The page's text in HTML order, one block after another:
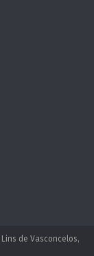
Lins de Vasconcelos,